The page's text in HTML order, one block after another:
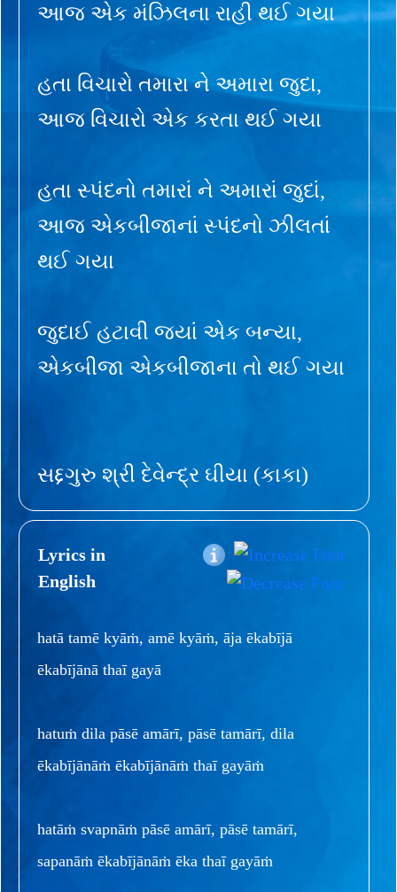
આજ એક મંઝિલના રાહી થઈ ગયા
હતા વિચારો તમારા ને અમારા જુદા,
આજ વિચારો એક કરતા થઈ ગયા
હતા સ્પંદનો તમારાં ને અમારાં જુદાં,
આજ એકબીજાનાં સ્પંદનો ઝીલતાં
થઈ ગયા
જુદાઈ હટાવી જ્યાં એક બન્યા,
એકબીજા એકબીજાના તો થઈ ગયા
સદ્દગુરુ શ્રી દેવેન્દ્ર ઘીયા (કાકા)
Lyrics in
English
hatā tamē kyāṁ, amē kyāṁ, āja ēkabījā
ēkabījānā thaī gayā
hatuṁ dila pāsē amārī, pāsē tamārī, dila
ēkabījānāṁ ēkabījānāṁ thaī gayāṁ
hatāṁ svapnāṁ pāsē amārī, pāsē tamārī,
sapanāṁ ēkabījānāṁ ēka thaī gayāṁ